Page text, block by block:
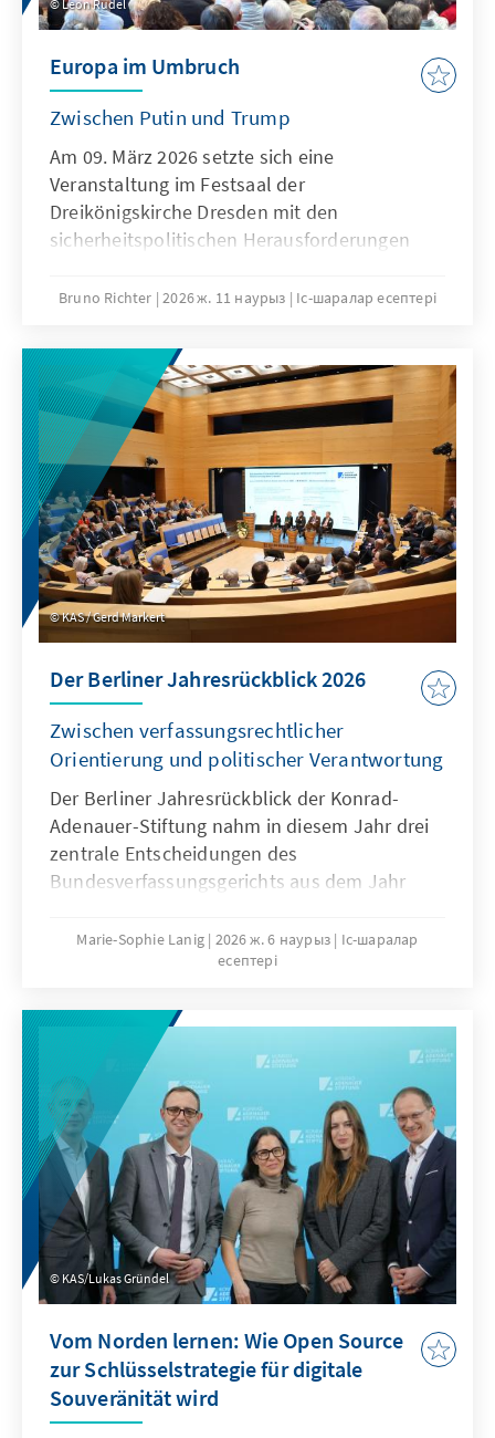
Leon Rudel
Europa im Umbruch
Zwischen Putin und Trump
Am 09. März 2026 setzte sich eine
Veranstaltung im Festsaal der
Dreikönigskirche Dresden mit den
sicherheitspolitischen Herausforderungen
ein anschließendes Fachgespräch
Machtverschiebungen auf die europäische
Sicherheitsarchitektur.
Bruno Richter 2026 ж. 11 наурыз Іс-шаралар есептері
KAS / Gerd Markert
Der Berliner Jahresrückblick 2026
Zwischen verfassungsrechtlicher
Orientierung und politischer Verantwortung
Der Berliner Jahresrückblick der Konrad-
Adenauer-Stiftung nahm in diesem Jahr drei
zentrale Entscheidungen des
Bundesverfassungsgerichts aus dem Jahr
medizinischer Priorisierung in Extremlagen,
staatlicher Verantwortung bei militärischer
institutioneller Sicherung der eigenen
Verfassungsgerichtsbarkeit. Dass
verfassungsgerichtliche Entscheidungen ihre
Bedeutung nicht allein in Karlsruhe entfalten,
sondern insbesondere dort, wo ihre Maßstäbe
in politisches Handeln übersetzt werden,
nämlich in Berlin, verdeutlichte die
Fachtagung mit Rückblick auf das vergangene
Gerichtsjahr in diesem Jahr besonders.
Marie-Sophie Lanig 2026 ж. 6 наурыз
Іс-шаралар
есептері
KAS/Lukas Gründel
Vom Norden lernen: Wie Open Source
zur Schlüsselstrategie für digitale
Souveränität wird